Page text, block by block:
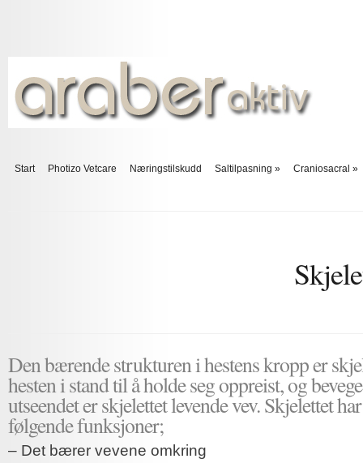
Start Photizo Vetcare Næringstilskudd Saltilpasning » Craniosacral »
Den bærende strukturen i hestens kropp er
hesten i stand til å holde seg oppreist, og
utseendet er skjelettet levende vev. Skjelettet
følgende funksjoner;
– Det bærer vevene omkring